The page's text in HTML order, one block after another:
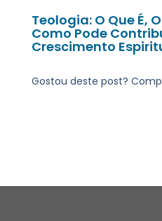
Teologia: O Que É,
Como Pode
Crescimento
Gostou deste post?